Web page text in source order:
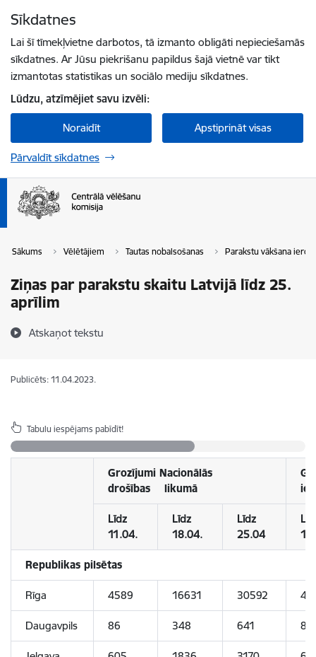
Sīkdatnes
Lai šī tīmekļvietne darbotos, tā izmanto obligāti nepieciešamās
sīkdatnes. Ar Jūsu piekrišanu papildus šajā vietnē var tikt
izmantotas statistikas un sociālo mediju sīkdatnes.
Lūdzu, atzīmējiet savu izvēli:
Noraidīt Apstiprināt visas
Pārvaldīt sīkdatnes
Sākums Vēlētājiem Tautas nobalsošanas Parakstu vākšana
Ziņas par parakstu skaitu Latvijā līdz 25.
aprīlim
Atskaņot tekstu
Publicēts: 11.04.2023.
Tabulu iespējams pabīdīt!
Grozījumi Nacionālās
drošības likumā
Līdz
11.04.
Līdz
18.04.
Līdz
25.04
Republikas pilsētas
Rīga 4589 16631 30592
Daugavpils 86 348 641 86